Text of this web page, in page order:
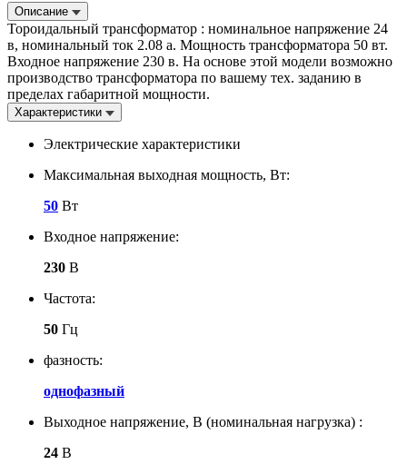
Описание
Тороидальный трансформатор : номинальное напряжение 24
в, номинальный ток 2.08 а. Мощность трансформатора 50 вт.
Входное напряжение 230 в. На основе этой модели возможно
производство трансформатора по вашему тех. заданию в
пределах габаритной мощности.
Характеристики
Электрические характеристики
Максимальная выходная мощность, Вт:
50 Вт
Входное напряжение:
230 В
Частота:
50 Гц
фазность:
однофазный
Выходное напряжение, В (номинальная нагрузка) :
24 В